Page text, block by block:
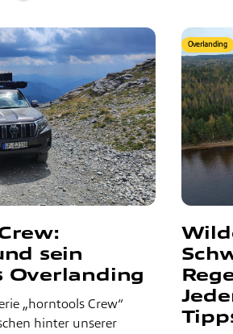
sein
Overlanding
„horntools Crew“
hinter unserer
Overlanding